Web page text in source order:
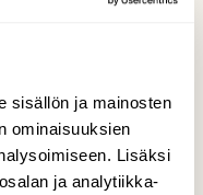
sisällön ja mainosten
ominaisuuksien
Lisäksi
ja analytiikka-
ja